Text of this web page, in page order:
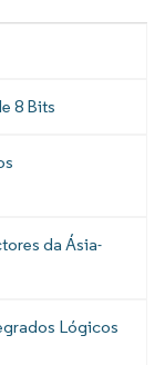
8 Bits
da Ásia-
Lógicos